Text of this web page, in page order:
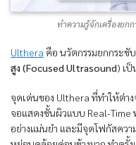
ทำความรู้จักเครื่องยก
Ulthera คือ นวัตกรรมยกกระชั
สูง (Focused Ultrasound) เ
จุดเด่นของ Ulthera ที่ทำให้ต่าง
จอแสดงชั้นผิวแบบ Real-Time
อย่างแม่นยำ และมีจุดโฟกัสคว